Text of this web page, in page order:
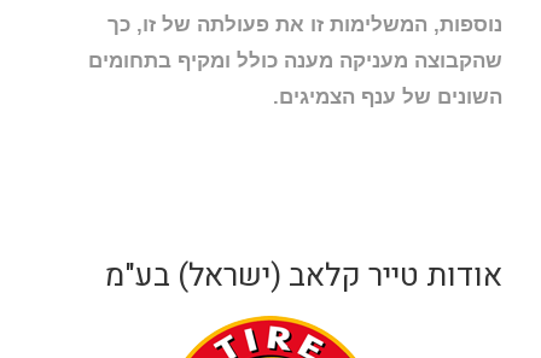
נוספות, המשלימות זו את פעולתה של זו, כך
שהקבוצה מעניקה מענה כולל ומקיף בתחומים
השונים של ענף הצמיגים.
אודות טייר קלאב (ישראל) בע"מ